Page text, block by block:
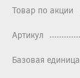
Товар по акции
Артикул
Базовая единица